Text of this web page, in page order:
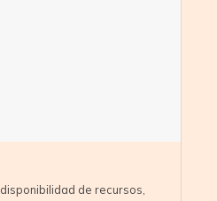
disponibilidad de recursos